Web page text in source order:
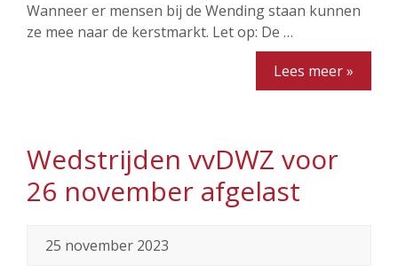
Wanneer er mensen bij de Wending staan kunnen
ze mee naar de kerstmarkt. Let op: De …
Lees meer »
Wedstrijden vvDWZ voor
26 november afgelast
25 november 2023